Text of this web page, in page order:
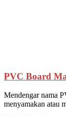
PVC Board
Mendengar nama
menyamakan atau